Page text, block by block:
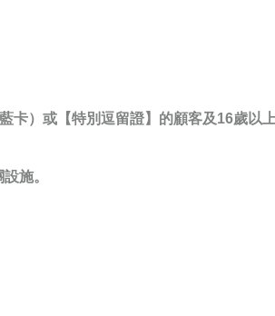
卡）或【特別逗留證】的顧客及16歲以
施。